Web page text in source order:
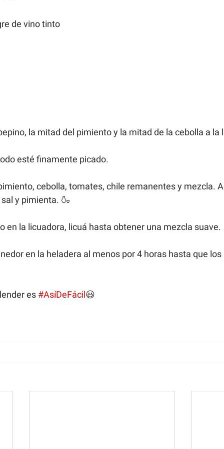
de vino tinto
la mitad del pimiento y la mitad de la cebolla a la
esté finamente picado.
cebolla, tomates, chile remanentes y mezcla.
y pimienta. 🍶
en la licuadora, licuá hasta obtener una mezcla suave.
en la heladera al menos por 4 horas hasta que los
es #AsíDeFácil😃